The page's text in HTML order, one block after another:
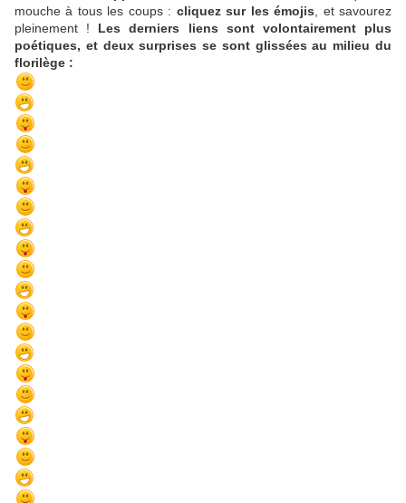
mouche à tous les coups : cliquez sur les émojis , et savourez
pleinement ! Les derniers liens sont volontairement plus
poétiques, et deux surprises se sont glissées au milieu du
florilège :